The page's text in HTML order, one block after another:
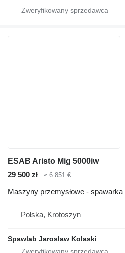
ESAB Aristo Mig 5000iw
29 500 zł
≈ 6 851 €
Maszyny przemysłowe - spawarka
Polska, Krotoszyn
Spawlab Jaroslaw Kolaski